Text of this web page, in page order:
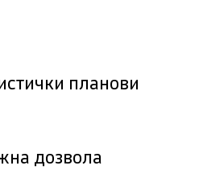
планови
дозвола